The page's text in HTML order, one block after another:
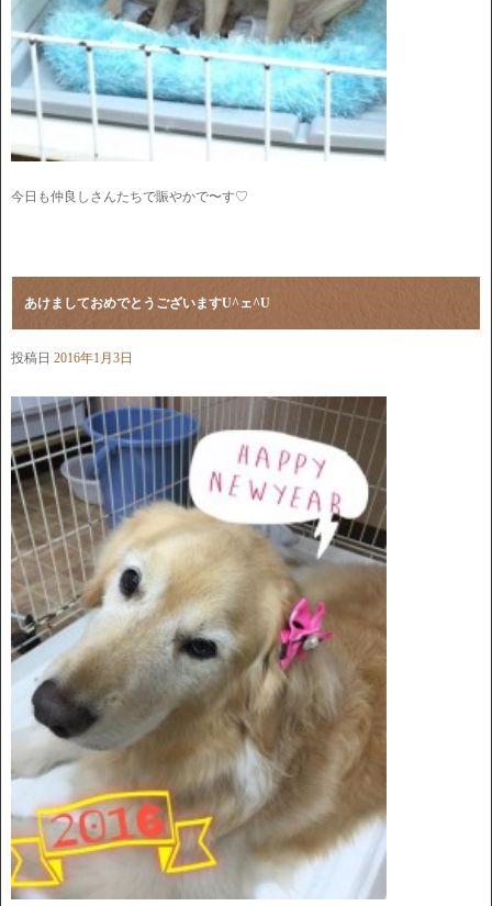
今日も仲良しさんたちで賑やかで〜す♡
あけましておめでとうございますU^ェ^U
投稿日 2016年1月3日